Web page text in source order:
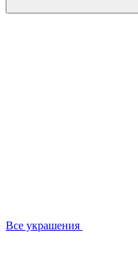
Все украшения